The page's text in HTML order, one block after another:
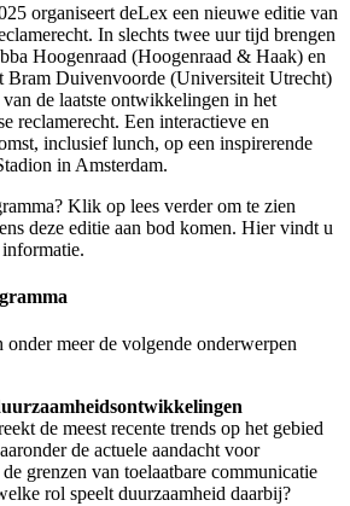
organiseert deLex een nieuwe editie van
In slechts twee uur tijd brengen
Hoogenraad (Hoogenraad & Haak) en
Bram Duivenvoorde (Universiteit Utrecht)
de laatste ontwikkelingen in het
reclamerecht. Een interactieve en
inclusief lunch, op een inspirerende
in Amsterdam.
Klik op lees verder om te zien
deze editie aan bod komen. Hier vindt u
onder meer de volgende onderwerpen
de meest recente trends op het gebied
de actuele aandacht voor
grenzen van toelaatbare communicatie
rol speelt duurzaamheid daarbij?